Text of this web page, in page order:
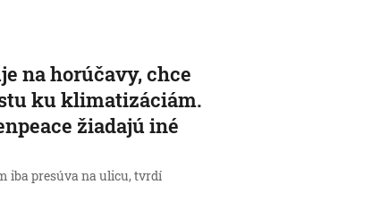
na horúčavy, chce
ku klimatizáciám.
žiadajú iné
iba presúva na ulicu, tvrdí